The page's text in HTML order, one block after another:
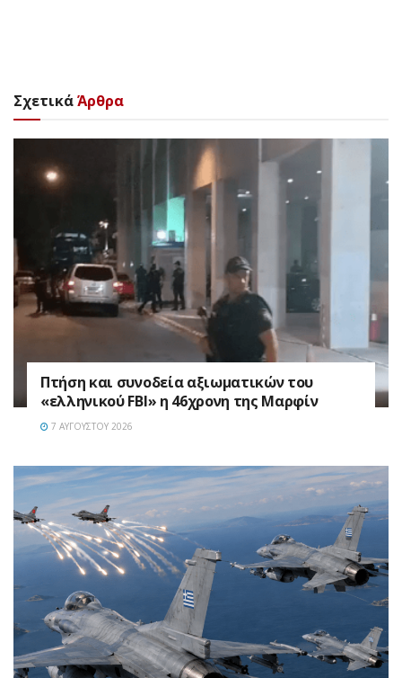
ΣχετικάΆρθρα
Πτήση και συνοδεία αξιωματικών του
«ελληνικού FBI» η 46χρονη της Μαρφίν
7 ΑΥΓΟΎΣΤΟΥ 2026